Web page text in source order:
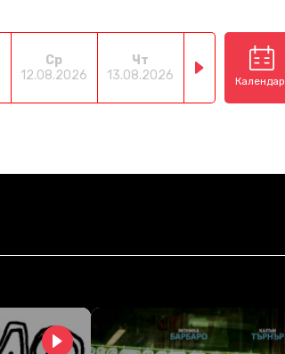
Ср
12.08.2026
Чт
13.08.2026
14.08.2026Календар